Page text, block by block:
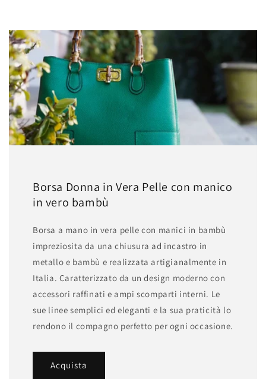
Borsa Donna in Vera Pelle con manico
in vero bambù
Borsa a mano in vera pelle con manici in bambù
impreziosita da una chiusura ad incastro in
metallo e bambù e realizzata artigianalmente in
Italia. Caratterizzato da un design moderno con
accessori raffinati e ampi scomparti interni. Le
sue linee semplici ed eleganti e la sua praticità lo
rendono il compagno perfetto per ogni occasione.
Acquista